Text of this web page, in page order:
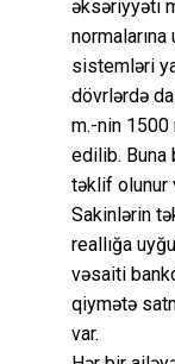
əksəriyyəti
sistemləri
dövrlərdə
m.-nin 1500
edilib. Buna
təklif olunur
Sakinlərin
reallığa
vəsaiti
qiymətə
var.